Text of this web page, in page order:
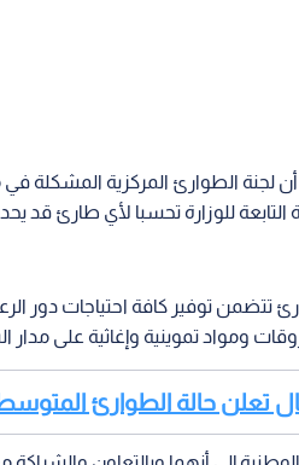
لجنة الطوارئ المركزية المشكلة
التابعة للوزارة تحسبا لأي طارئ قد
توفير كافة احتياجات دور الرعاية
ومواد تموينية وإغاثية على مدار
تعلن حالة الطوارئ